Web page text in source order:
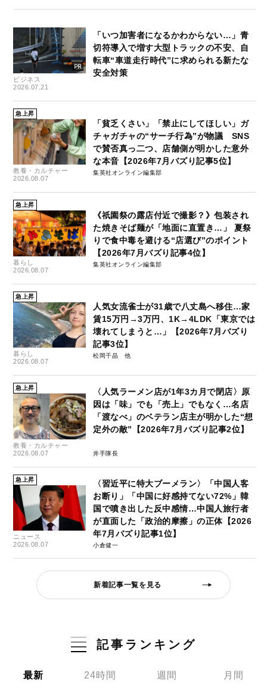
ビジネス
2026.07.21
「いつ加害者になるかわからない…」青
切符導入で増す大型トラックの不安、自
転車“車道走行時代”に求められる新たな
安全対策
急上昇
教養・カルチャー
2026.08.07
「貧乏くさい」「禁止にしてほしい」ガ
チャガチャの“サーチ行為”が物議 SNS
で賛否真っ二つ、店舗側が明かした意外
な本音【2026年7月バズり記事5位】
集英社オンライン編集部
急上昇
暮らし
2026.08.07
《祇園祭の露店付近で撮影？》包装され
た焼きそば麺が「地面に直置き…」 夏祭
りで食中毒を避ける“店選び”のポイント
【2026年7月バズり記事4位】
集英社オンライン編集部
急上昇
暮らし
2026.08.07
人気女流雀士が31歳で八丈島へ移住…家
賃15万円→3万円、1K→4LDK「東京では
壊れてしまうと…」【2026年7月バズり
記事3位】
松岡千晶
急上昇
教養・カルチャー
2026.08.07
〈人気ラーメン店が1年3カ月で閉店〉原
因は「味」でも「売上」でもなく…名店
「渡なべ」のベテラン店主が明かした“想
定外の敵”【2026年7月バズり記事2位】
井手隊長
急上昇
ニュース
2026.08.07
〈習近平に特大ブーメラン〉「中国人客
お断り」「中国に好感持てない72%」韓
国で噴き出した反中感情…中国人旅行者
が直面した「政治的摩擦」の正体【2026
年7月バズり記事1位】
小倉健一
新着記事一覧を見る
記事ランキング
最新 24時間 週間 月間